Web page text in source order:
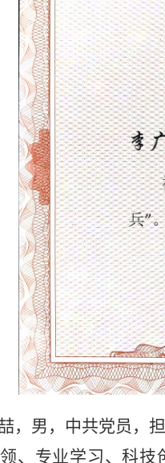
，男，中共党员，
、专业学习、科